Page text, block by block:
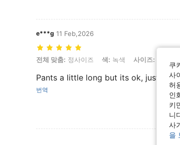
e***g 11 Feb,2026
전체 맞춤: 정사이즈, 색: 녹색, 사이즈: L
전체 맞춤: 정사이즈 색: 녹색 사이즈:
Pants a little long but its ok, just
번역
쿠
사
허
인
키
니
사
을